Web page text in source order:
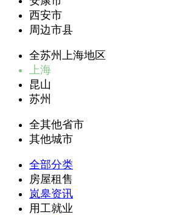
西安市
周边市县
全苏州上海地区
上海
昆山
苏州
全其他省市
其他城市
全部分类
房屋租售
岚皋资讯
用工就业